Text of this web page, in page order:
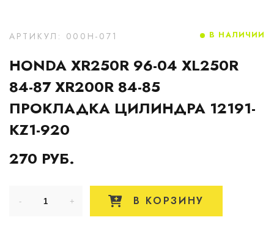
АРТИКУЛ: 000H-071
HONDA XR250R 96-04 XL250R
84-87 XR200R 84-85
ПРОКЛАДКА ЦИЛИНДРА 12191-
KZ1-920
270 РУБ.
В НАЛИЧИИ
В КОРЗИНУ